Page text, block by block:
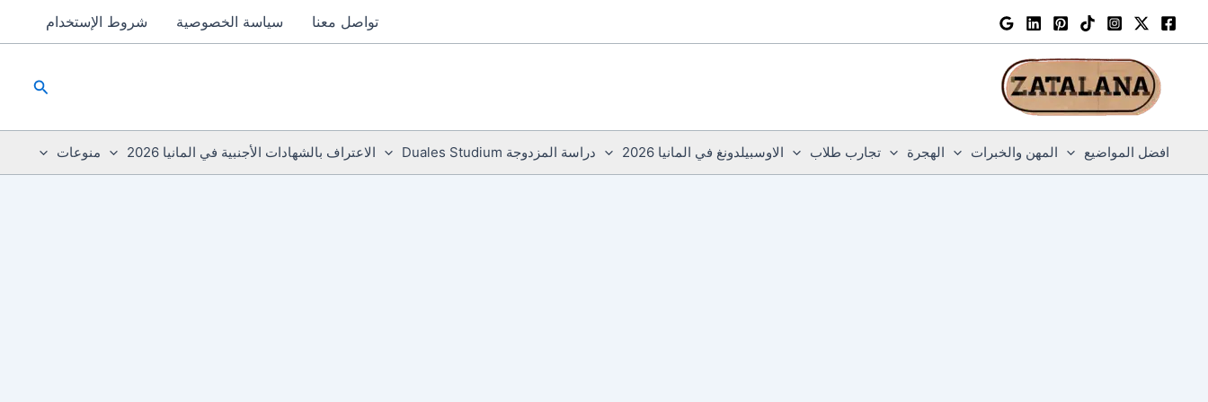
تواصل معنا سياسة الخصوصية شروط الإستخدام
البحث
افضل المواضيع المهن والخبرات الهجرة تجارب طلاب الاوسبيلدونغ في المانيا 2026 دراسة المزدوجة Duales Studium الاعتراف بالشهادات الأجنبية في المانيا 2026 منوعات